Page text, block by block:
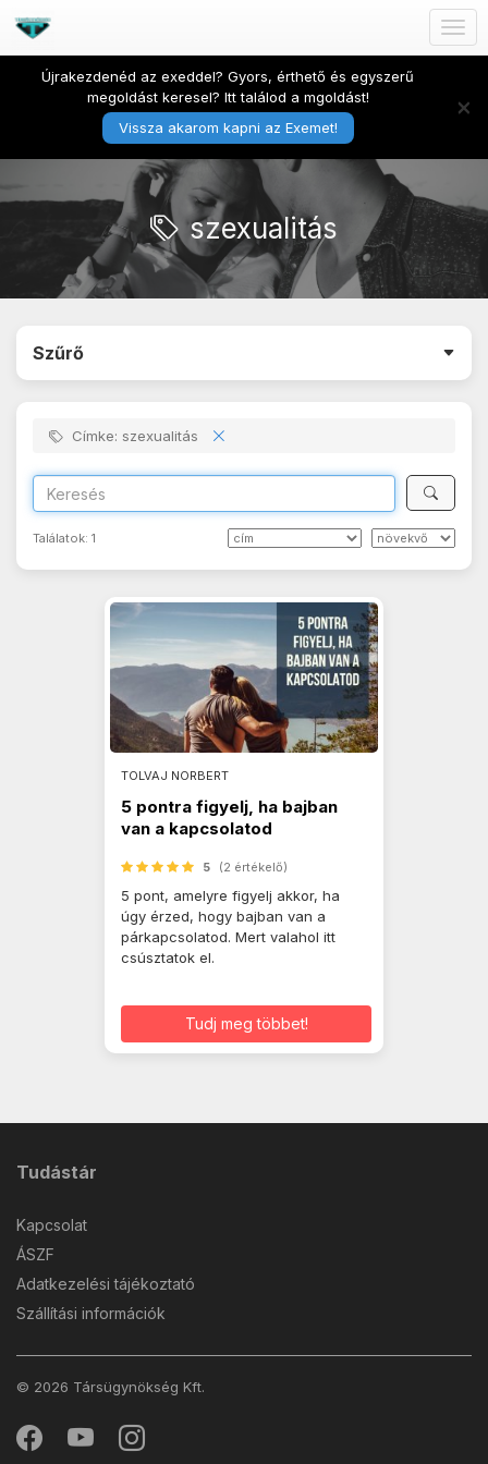
Újrakezdenéd az exeddel? Gyors, érthető és egyszerű
megoldást keresel? Itt találod a mgoldást!
Vissza akarom kapni az Exemet!
×
szexualitás
Szűrő
Címke: szexualitás
Találatok: 1
TOLVAJ NORBERT
5 pontra figyelj, ha bajban
van a kapcsolatod
5 (2 értékelő)
5 pont, amelyre figyelj akkor, ha
úgy érzed, hogy bajban van a
párkapcsolatod. Mert valahol itt
csúsztatok el.
Tudj meg többet!
Tudástár
Kapcsolat
ÁSZF
Adatkezelési tájékoztató
Szállítási információk
© 2026 Társügynökség Kft.